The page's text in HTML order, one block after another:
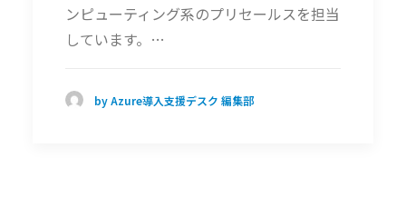
ンピューティング系のプリセールスを担当
しています。…
by Azure導入支援デスク 編集部